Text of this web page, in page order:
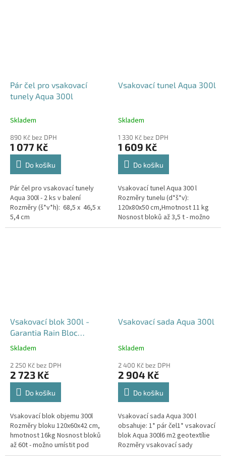
Pár čel pro vsakovací
tunely Aqua 300l
Skladem
890 Kč bez DPH
1 077 Kč
Do košíku
Pár čel pro vsakovací tunely
Aqua 300l - 2 ks v balení
Rozměry (š*v*h): 68,5 x 46,5 x
5,4 cm
Vsakovací tunel Aqua 300l
Skladem
1 330 Kč bez DPH
1 609 Kč
Do košíku
Vsakovací tunel Aqua 300 l
Rozměry tunelu (d*š*v):
120x80x50 cm,Hmotnost 11 kg
Nosnost bloků až 3,5 t - možno
umístit pod parkovací stání do
Vsakovací blok 300l -
Garantia Rain Bloc
Compact
Průměrné
produktu
je
4,5
hvězdiček.
Skladem
2 250 Kč bez DPH
2 723 Kč
Do košíku
Vsakovací blok objemu 300l
Rozměry bloku 120x60x42 cm,
hmotnost 16kg Nosnost bloků
až 60t - možno umístit pod
parkovací stání, komunikace,
Vsakovací sada Aqua 300l
Průměrné
produktu
je
5,0
hvězdiček.
Skladem
2 400 Kč bez DPH
2 904 Kč
Do košíku
Vsakovací sada Aqua 300 l
obsahuje: 1* pár čel1* vsakovací
blok Aqua 300l6 m2 geotextílie
Rozměry vsakovací sady
120x80x52 cm Nosnost bloků až